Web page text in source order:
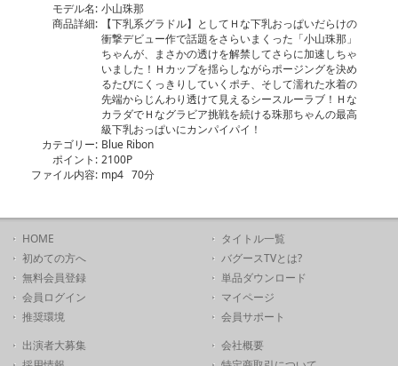
モデル名: 小山珠那
商品詳細:
【下乳系グラドル】としてＨな下乳おっぱいだらけの
衝撃デビュー作で話題をさらいまくった「小山珠那」
ちゃんが、まさかの透けを解禁してさらに加速しちゃ
いました！Ｈカップを揺らしながらポージングを決め
るたびにくっきりしていくポチ、そして濡れた水着の
先端からじんわり透けて見えるシースルーラブ！Ｈな
カラダでＨなグラビア挑戦を続ける珠那ちゃんの最高
級下乳おっぱいにカンパイパイ！
カテゴリー: Blue Ribon
ポイント: 2100P
ファイル内容: mp4 70分
HOME
初めての方へ
無料会員登録
会員ログイン
推奨環境
タイトル一覧
バグースTVとは?
単品ダウンロード
マイページ
会員サポート
出演者大募集
会社概要